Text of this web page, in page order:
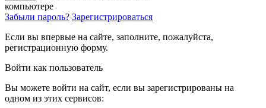
компьютере
Забыли пароль? Зарегистрироваться
Если вы впервые на сайте, заполните, пожалуйста,
регистрационную форму.
Войти как пользователь
Вы можете войти на сайт, если вы зарегистрированы на
одном из этих сервисов: